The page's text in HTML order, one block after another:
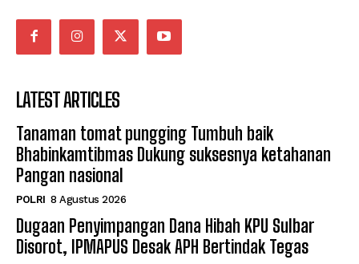
LATEST ARTICLES
Tanaman tomat pungging Tumbuh baik
Bhabinkamtibmas Dukung suksesnya ketahanan
Pangan nasional
POLRI 8 Agustus 2026
Dugaan Penyimpangan Dana Hibah KPU Sulbar
Disorot, IPMAPUS Desak APH Bertindak Tegas